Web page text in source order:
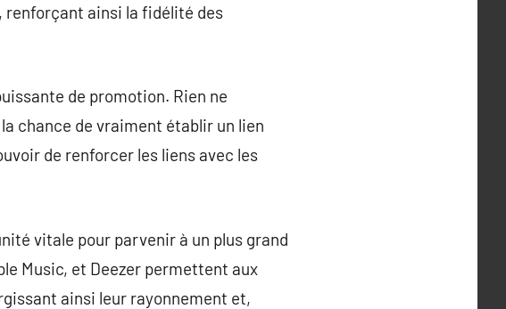
renforçant ainsi la fidélité des
de promotion. Rien ne
chance de vraiment établir un lien
de renforcer les liens avec les
vitale pour parvenir à un plus grand
Music, et Deezer permettent aux
ainsi leur rayonnement et,